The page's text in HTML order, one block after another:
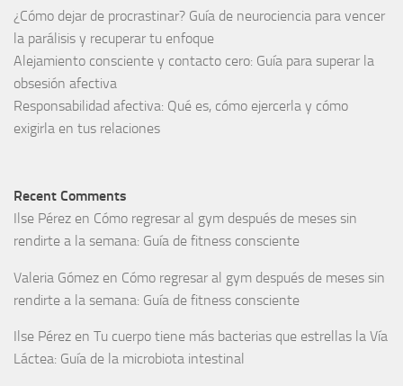
¿Cómo dejar de procrastinar? Guía de neurociencia para vencer
la parálisis y recuperar tu enfoque
Alejamiento consciente y contacto cero: Guía para superar la
obsesión afectiva
Responsabilidad afectiva: Qué es, cómo ejercerla y cómo
exigirla en tus relaciones
Recent Comments
Ilse Pérez en Cómo regresar al gym después de meses sin
rendirte a la semana: Guía de fitness consciente
Valeria Gómez en Cómo regresar al gym después de meses sin
rendirte a la semana: Guía de fitness consciente
Ilse Pérez en Tu cuerpo tiene más bacterias que estrellas la Vía
Láctea: Guía de la microbiota intestinal